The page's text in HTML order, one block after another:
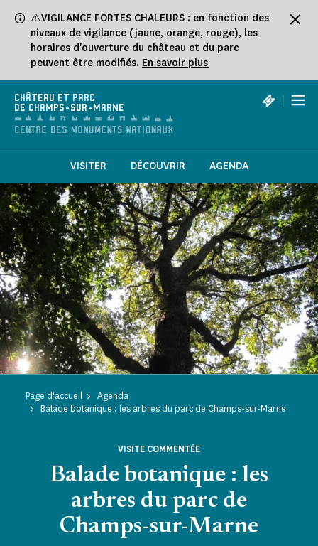
⚠️VIGILANCE FORTES CHALEURS : en fonction des
niveaux de vigilance (jaune, orange, rouge), les
horaires d'ouverture du château et du parc
peuvent être modifiés. En savoir plus
CHÂTEAU ET PARC
DE CHAMPS-SUR-MARNE
|
VISITER DÉCOUVRIR AGENDA
Page d'accueil
Agenda
Balade botanique : les arbres du parc de Champs-sur-Marne
Balade botanique : les
arbres du parc de
Champs-sur-Marne
VISITE COMMENTÉE